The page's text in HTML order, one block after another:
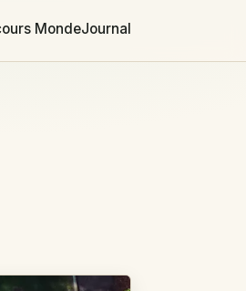
MondeJournal